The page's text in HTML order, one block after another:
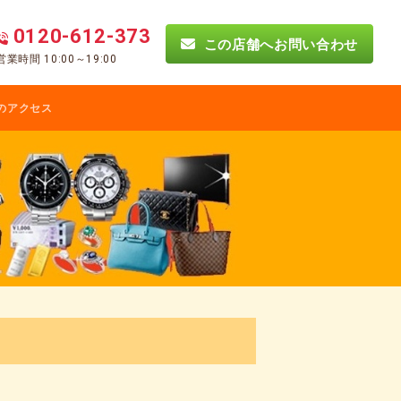
0120-612-373
業時間 10:00～19:00
この店舗へお問い合わせ
アクセス